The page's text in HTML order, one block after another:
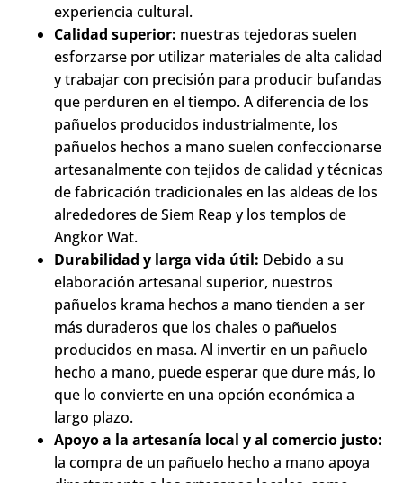
experiencia cultural.
Calidad superior: nuestras tejedoras suelen
esforzarse por utilizar materiales de alta calidad
y trabajar con precisión para producir bufandas
que perduren en el tiempo. A diferencia de los
pañuelos producidos industrialmente, los
pañuelos hechos a mano suelen confeccionarse
artesanalmente con tejidos de calidad y técnicas
de fabricación tradicionales en las aldeas de los
alrededores de Siem Reap y los templos de
Angkor Wat.
Durabilidad y larga vida útil: Debido a su
elaboración artesanal superior, nuestros
pañuelos krama hechos a mano tienden a ser
más duraderos que los chales o pañuelos
producidos en masa. Al invertir en un pañuelo
hecho a mano, puede esperar que dure más, lo
que lo convierte en una opción económica a
largo plazo.
Apoyo a la artesanía local y al comercio justo:
la compra de un pañuelo hecho a mano apoya